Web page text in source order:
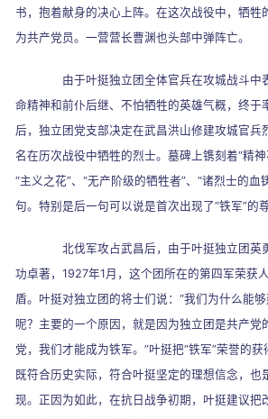
书，抱着献身的决心上阵。在这次战役中，牺牲
为共产党员。一营营长曹渊也头部中弹阵亡。
由于叶挺独立团全体官兵在攻城战斗中
命精神和前仆后继、不怕牺牲的英雄气概，终于
后，独立团党支部决定在武昌洪山修建攻城官兵
名在历次战役中牺牲的烈士。墓碑上镌刻着“精
“主义之花”、 “无产阶级的牺牲者”、 “诸烈士的血
句。特别是后一句可以说是首次出现了“铁军”的
北伐军攻占武昌后，由于叶挺独立团英
功卓著， 1927年1 月，这个团所在的第四军荣获
盾。叶挺对独立团的将士们说： “我们为什么能
呢？主要的一个原因，就是因为独立团是共产党
党，我们才能成为铁军。 ”叶挺把“铁军”荣誉的获
既符合历史实际，符合叶挺坚定的理想信念，也
现。正因为如此，在抗日战争初期，叶挺建议把